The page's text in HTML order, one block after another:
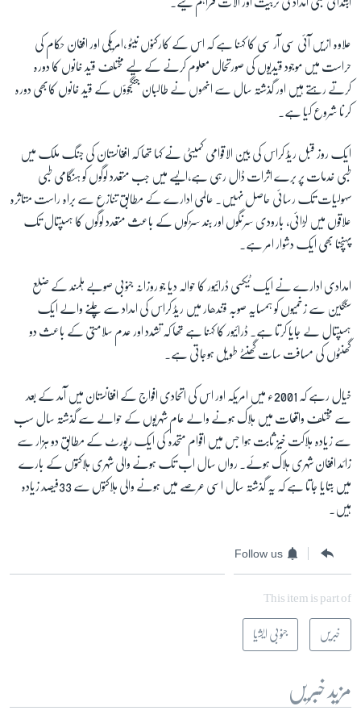
زبان
علاوہ ازیں آئی سی آر سی کا کہنا ہے کہ اس کے کارکنوں نیٹو ،امریکی اور افغان حکام کی
حراست میں موجود قیدیوں کی صورتحال معلوم کرنے کے لیے مختلف قید خانوں کا دورہ
کرتے رہتے ہیں اور گذشتہ سال سے انھوں نے طالبان جنگجوؤں کے قید خانوں کابھی دورہ
کرنا شروع کیا ہے۔
ایک روز قبل ریڈ کراس کی بین الاقوامی کمیٹی نے کہا تھا کہ افغانستان کی جنگ ملک میں
طبی خدمات پر برے اثرات ڈال رہی ہے،ایسے میں جب متعدد لوگوں کو ہنگامی طبی
سہولیات تک رسائی حاصل نہیں۔ عالمی ادارے کے مطابق تنازع سے براہ راست متاثرہ
علاقوں میں لڑائی، بارودی سرنگوں اور بند سڑکوں کے باعث متعدد لوگوں کا ہسپتال تک
پہنچنا بھی ایک دشوار امر ہے۔
امدادی ادارے نے ایک ٹیکسی ڈرائیور کا حوالہ دیا جو روزانہ جنوبی صوبے ہلمند کے ضلع
سنگین سے زخمیوں کو ہمسایہ صوبہ قندھار میں ریڈ کراس کی امداد سے چلنے والے ایک
ہسپتال لے جایا کرتا ہے۔ ڈرائیور کا کہنا ہے تھا کہ تشدد اور عدم سلامتی کے باعث دو
گھنٹوں کی مسافت سات گھنٹے طویل ہوجاتی ہے۔
خیال رہے کہ 2001ء میں امریکہ اور اس کی اتحادی افواج کے افغانستان میں آمد کے بعد
سے مختلف واقعات میں ہلاک ہونے والے عام شہریوں کے حوالے سے گذشتہ سال سب
سے زیادہ ہلاکت خیز ثابت ہوا جس میں اقوام متحدہ کی ایک رپورٹ کے مطابق دو ہزار سے
زائد افغان شہری ہلاک ہوئے۔ رواں سال اب تک ہونے والی شہری ہلاکتوں کے بارے
میں بتایا جاتا ہے کہ یہ گذشتہ سال اسی عرصے میں ہونے والی ہلاکتوں سے 33فیصد زیادہ
ہیں۔
Follow us
This item is part of
خبریں جنوبی ایشیا
مزید خبریں